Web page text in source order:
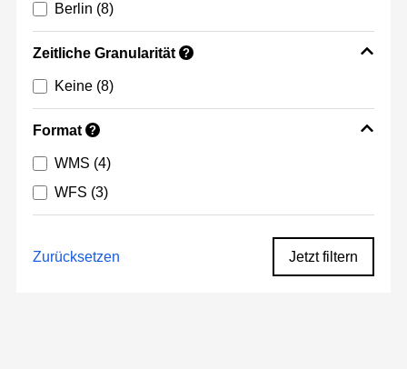
Berlin (8)
Zeitliche Granularität ?
Keine (8)
Format ?
WMS (4)
WFS (3)
Zurücksetzen Jetzt filtern